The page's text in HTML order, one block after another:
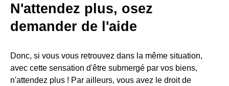
N'attendez plus, osez
demander de l'aide
Donc, si vous vous retrouvez dans la même situation,
avec cette sensation d'être submergé par vos biens,
n'attendez plus ! Par ailleurs, vous avez le droit de